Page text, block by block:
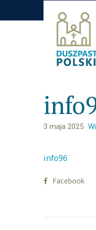
3 maja 2025
info96
Facebook